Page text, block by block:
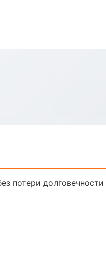
потери долговечности